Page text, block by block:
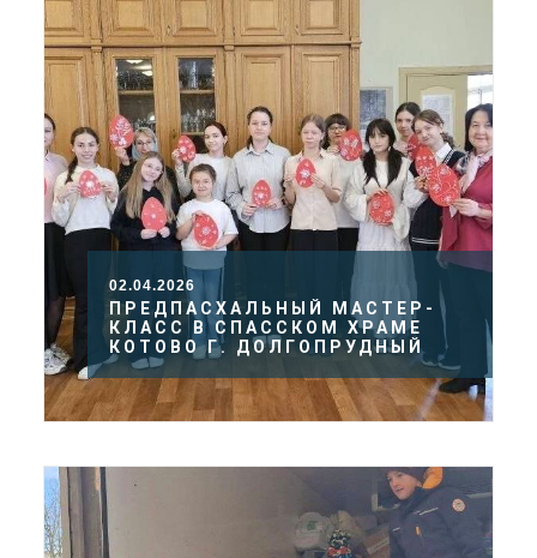
02.04.2026
ПРЕДПАСХАЛЬНЫЙ МАСТЕР-
КЛАСС В СПАССКОМ ХРАМЕ
КОТОВО Г. ДОЛГОПРУДНЫЙ